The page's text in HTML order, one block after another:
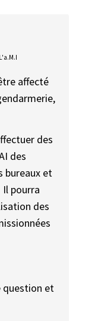
affecté
des
des
bureaux et
Il pourra
des
question et